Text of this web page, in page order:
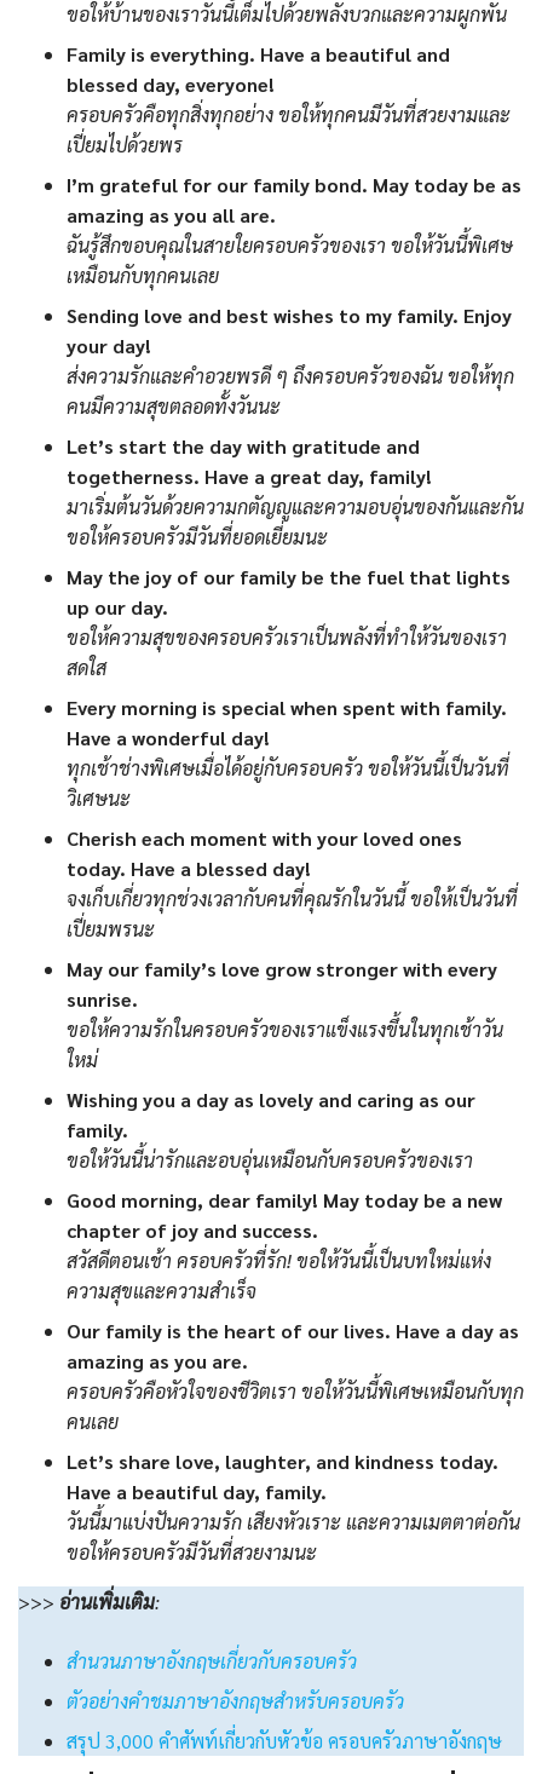
ขอให้บ้านของเราวันนี้เต็มไปด้วยพลังบวกและความผูกพัน
Family is everything. Have a beautiful and
blessed day, everyone!
ครอบครัวคือทุกสิ่งทุกอย่าง ขอให้ทุกคนมีวันที่สวยงามและ
เปี่ยมไปด้วยพร
I’m grateful for our family bond. May today be as
amazing as you all are.
ฉันรู้สึกขอบคุณในสายใยครอบครัวของเรา ขอให้วันนี้พิเศษ
เหมือนกับทุกคนเลย
Sending love and best wishes to my family. Enjoy
your day!
ส่งความรักและคำอวยพรดี ๆ ถึงครอบครัวของฉัน ขอให้ทุก
คนมีความสุขตลอดทั้งวันนะ
Let’s start the day with gratitude and
togetherness. Have a great day, family!
มาเริ่มต้นวันด้วยความกตัญญูและความอบอุ่นของกันและกัน
ขอให้ครอบครัวมีวันที่ยอดเยี่ยมนะ
May the joy of our family be the fuel that lights
up our day.
ขอให้ความสุขของครอบครัวเราเป็นพลังที่ทำให้วันของเรา
สดใส
Every morning is special when spent with family.
Have a wonderful day!
ทุกเช้าช่างพิเศษเมื่อได้อยู่กับครอบครัว ขอให้วันนี้เป็นวันที่
วิเศษนะ
Cherish each moment with your loved ones
today. Have a blessed day!
จงเก็บเกี่ยวทุกช่วงเวลากับคนที่คุณรักในวันนี้ ขอให้เป็นวันที่
เปี่ยมพรนะ
May our family’s love grow stronger with every
sunrise.
ขอให้ความรักในครอบครัวของเราแข็งแรงขึ้นในทุกเช้าวัน
ใหม่
Wishing you a day as lovely and caring as our
family.
ขอให้วันนี้น่ารักและอบอุ่นเหมือนกับครอบครัวของเรา
Good morning, dear family! May today be a new
chapter of joy and success.
สวัสดีตอนเช้า ครอบครัวที่รัก! ขอให้วันนี้เป็นบทใหม่แห่ง
ความสุขและความสำเร็จ
Our family is the heart of our lives. Have a day as
amazing as you are.
ครอบครัวคือหัวใจของชีวิตเรา ขอให้วันนี้พิเศษเหมือนกับทุก
คนเลย
Let’s share love, laughter, and kindness today.
Have a beautiful day, family.
วันนี้มาแบ่งปันความรัก เสียงหัวเราะ และความเมตตาต่อกัน
ขอให้ครอบครัวมีวันที่สวยงามนะ
>>> อ่านเพิ่มเติม:
สำนวนภาษาอังกฤษเกี่ยวกับครอบครัว
ตัวอย่างคำชมภาษาอังกฤษสำหรับครอบครัว
สรุป 3,000 คำศัพท์เกี่ยวกับหัวข้อ ครอบครัวภาษาอังกฤษ